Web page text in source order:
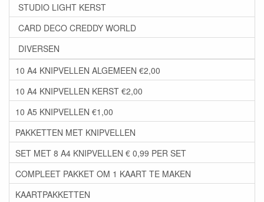
STUDIO LIGHT KERST
CARD DECO CREDDY WORLD
DIVERSEN
10 A4 KNIPVELLEN ALGEMEEN €2,00
10 A4 KNIPVELLEN KERST €2,00
10 A5 KNIPVELLEN €1,00
PAKKETTEN MET KNIPVELLEN
SET MET 8 A4 KNIPVELLEN € 0,99 PER SET
COMPLEET PAKKET OM 1 KAART TE MAKEN
KAARTPAKKETTEN